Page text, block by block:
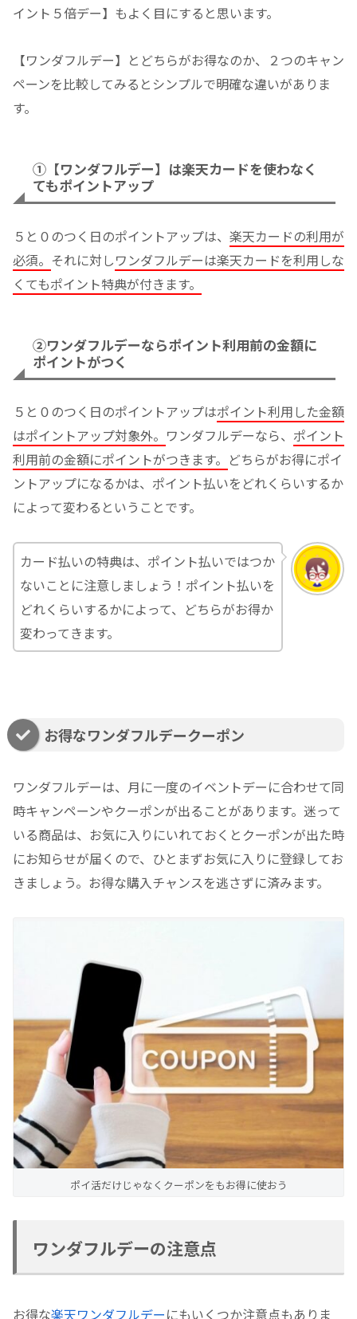
イント５倍デー】もよく目にすると思います。
【ワンダフルデー】とどちらがお得なのか、２つのキャン
ペーンを比較してみるとシンプルで明確な違いがありま
す。
①【ワンダフルデー】は楽天カードを使わなく
てもポイントアップ
５と０のつく日のポイントアップは、 楽天カードの利用が
必須。 それに対しワンダフルデーは楽天カードを利用しな
くてもポイント特典が付きます。
②ワンダフルデーならポイント利用前の金額に
ポイントがつく
５と０のつく日のポイントアップはポイント利用した金額
はポイントアップ対象外。 ワンダフルデーなら、 ポイント
利用前の金額にポイントがつきます。 どちらがお得にポイ
ントアップになるかは、ポイント払いをどれくらいするか
によって変わるということです。
カード払いの特典は、ポイント払いではつか
ないことに注意しましょう！ポイント払いを
どれくらいするかによって、どちらがお得か
変わってきます。
お得なワンダフルデークーポン
ワンダフルデーは、月に一度のイベントデーに合わせて同
時キャンペーンやクーポンが出ることがあります。迷って
いる商品は、お気に入りにいれておくとクーポンが出た時
にお知らせが届くので、ひとまずお気に入りに登録してお
きましょう。お得な購入チャンスを逃さずに済みます。
ポイ活だけじゃなくクーポンをもお得に使おう
ワンダフルデーの注意点
お得な楽天ワンダフルデーにもいくつか注意点もありま